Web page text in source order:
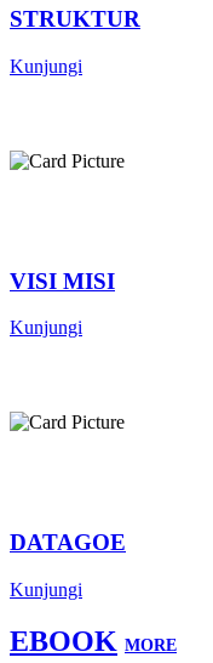
STRUKTUR
Kunjungi
VISI MISI
Kunjungi
DATAGOE
Kunjungi
EBOOK MORE